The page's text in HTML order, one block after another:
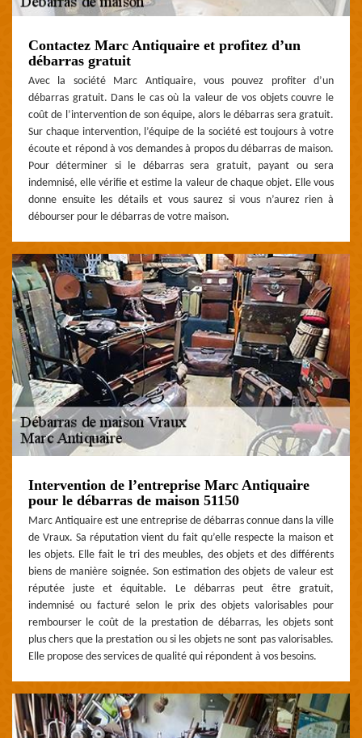
Contactez Marc Antiquaire et profitez d’un
débarras gratuit
Avec la société Marc Antiquaire, vous pouvez profiter d’un
débarras gratuit. Dans le cas où la valeur de vos objets couvre le
coût de l’intervention de son équipe, alors le débarras sera gratuit.
Sur chaque intervention, l’équipe de la société est toujours à votre
écoute et répond à vos demandes à propos du débarras de maison.
Pour déterminer si le débarras sera gratuit, payant ou sera
indemnisé, elle vérifie et estime la valeur de chaque objet. Elle vous
donne ensuite les détails et vous saurez si vous n’aurez rien à
débourser pour le débarras de votre maison.
Intervention de l’entreprise Marc Antiquaire
pour le débarras de maison 51150
Marc Antiquaire est une entreprise de débarras connue dans la ville
de Vraux. Sa réputation vient du fait qu’elle respecte la maison et
les objets. Elle fait le tri des meubles, des objets et des différents
biens de manière soignée. Son estimation des objets de valeur est
réputée juste et équitable. Le débarras peut être gratuit,
indemnisé ou facturé selon le prix des objets valorisables pour
rembourser le coût de la prestation de débarras, les objets sont
plus chers que la prestation ou si les objets ne sont pas valorisables.
Elle propose des services de qualité qui répondent à vos besoins.